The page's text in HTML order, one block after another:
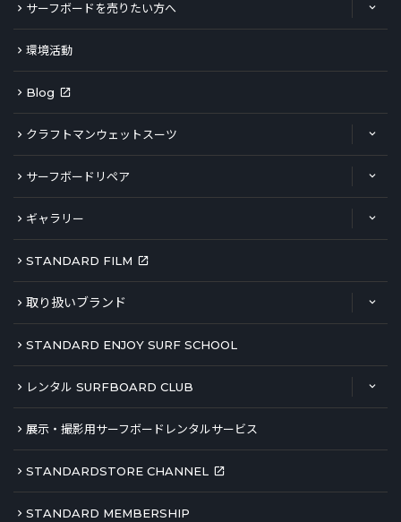
サーフボードを売りたい方へ
環境活動
Blog
クラフトマンウェットスーツ
サーフボードリペア
ギャラリー
STANDARD FILM
取り扱いブランド
STANDARD ENJOY SURF SCHOOL
レンタル SURFBOARD CLUB
展示・撮影用サーフボードレンタルサービス
STANDARDSTORE CHANNEL
STANDARD MEMBERSHIP